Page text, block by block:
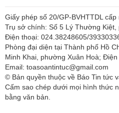
Giấy phép số 20/GP-BVHTTDL cấp
Trụ sở chính: Số 5 Lý Thường
Điện thoại: 024.38248605/
Phòng đại diện tại Thành phố Hồ
Minh Khai, phường Xuân Hoà;
Email: toasoantintuc@gmail.com
© Bản quyền thuộc về Báo Tin tức
Cấm sao chép dưới mọi hình thức
bằng văn bản.